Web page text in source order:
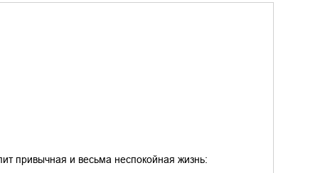
привычная и весьма неспокойная жизнь: